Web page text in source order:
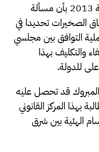
حيث جاء في نص المادة الثالثة من قانون انشاء هيئة الرقابة الادارية رقم 20 لسنة 2013 بأن مسألة
الصخيرات تحديدا في
التوافق بين مجلسي
والتكليف بهذا
للدولة.
قد تحصل عليه
بهذا المركز القانوني
الهئية بين شرق